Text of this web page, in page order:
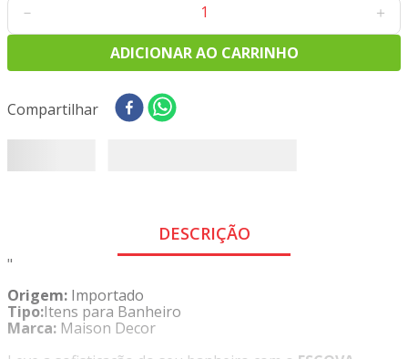
＋
－
ADICIONAR AO CARRINHO
Compartilhar
DESCRIÇÃO
"
Origem: Importado
Tipo:Itens para Banheiro
Marca: Maison Decor